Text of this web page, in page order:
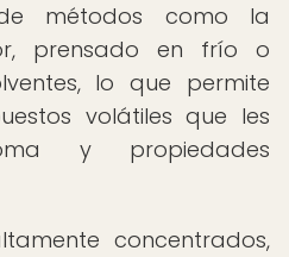
métodos como la
prensado en frío o
lo que permite
volátiles que les
y propiedades
concentrados,